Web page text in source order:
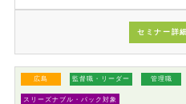
セミナー詳
広島 監督職・リーダー 管理職
スリーズナブル・パック対象